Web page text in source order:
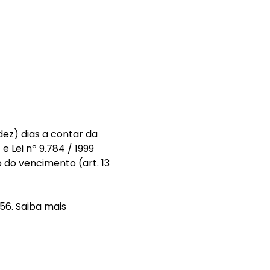
dias a contar da
Lei nº 9.784 / 1999
vencimento (art. 13
Saiba mais